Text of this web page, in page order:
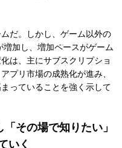
だ。しかし、ゲーム以外の
加し、増加ペースがゲーム
は、主にサブスクリプショ
プリ市場の成熟化が進み、
っていることを強く示して
その場で知りたい」
いく